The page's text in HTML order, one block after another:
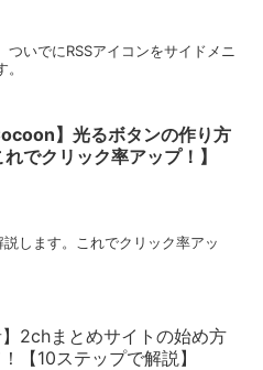
いでにRSSアイコンをサイドメニ
】光るボタンの作り方
れでクリック率アップ！】
します。これでクリック率アッ
】2chまとめサイトの始め方
【10ステップで解説】